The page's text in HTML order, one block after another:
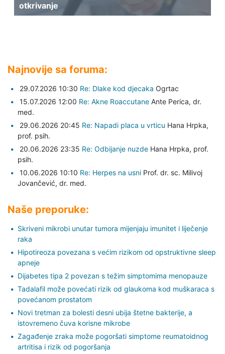
otkrivanje
Najnovije sa foruma:
29.07.2026 10:30 Re: Dlake kod djecaka Ogrtac
15.07.2026 12:00 Re: Akne Roaccutane Ante Perica, dr.
med.
29.06.2026 20:45 Re: Napadi placa u vrticu Hana Hrpka,
prof. psih.
20.06.2026 23:35 Re: Odbijanje nuzde Hana Hrpka, prof.
psih.
10.06.2026 10:10 Re: Herpes na usni Prof. dr. sc. Milivoj
Jovančević, dr. med.
Naše preporuke:
Skriveni mikrobi unutar tumora mijenjaju imunitet i liječenje
raka
Hipotireoza povezana s većim rizikom od opstruktivne sleep
apneje
Dijabetes tipa 2 povezan s težim simptomima menopauze
Tadalafil može povećati rizik od glaukoma kod muškaraca s
povećanom prostatom
Novi tretman za bolesti desni ubija štetne bakterije, a
istovremeno čuva korisne mikrobe
Zagađenje zraka može pogoršati simptome reumatoidnog
artritisa i rizik od pogoršanja